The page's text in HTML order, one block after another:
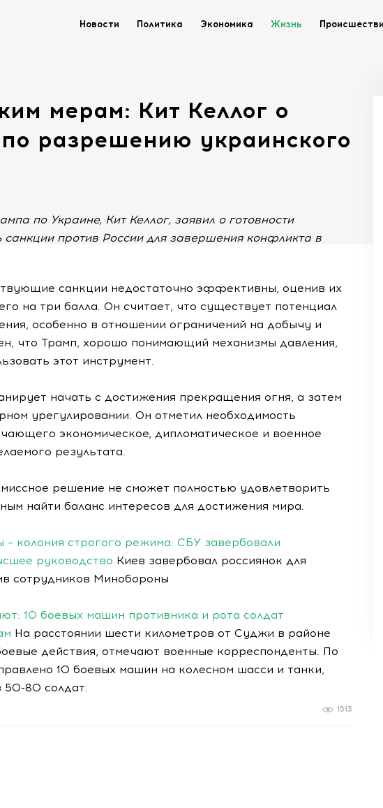
Новости Политика Экономика Жизнь
мерам: Кит Келлог о
разрешению украинского
по Украине, Кит Келлог, заявил о готовности
против России для завершения конфликта в
санкции недостаточно эффективны, оценив их
на три балла. Он считает, что существует потенциал
особенно в отношении ограничений на добычу и
что Трамп, хорошо понимающий механизмы давления,
этот инструмент.
начать с достижения прекращения огня, а затем
урегулировании. Он отметил необходимость
экономическое, дипломатическое и военное
результата.
решение не сможет полностью удовлетворить
найти баланс интересов для достижения мира.
– колония строгого режима: СБУ завербовали
руководство Киев завербовал россиянок для
сотрудников Минобороны
10 боевых машин противника и рота солдат
На расстоянии шести километров от Суджи в районе
действия, отмечают военные корреспонденты. По
10 боевых машин на колесном шасси и танки,
50-80 солдат.
1513